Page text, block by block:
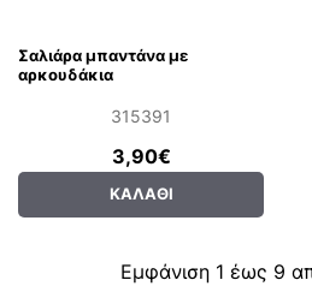
Σαλιάρα μπαντάνα με
αρκουδάκια
315391
3,90€
ΚΑΛΆΘΙ
Εμφάνιση 1 έως 9